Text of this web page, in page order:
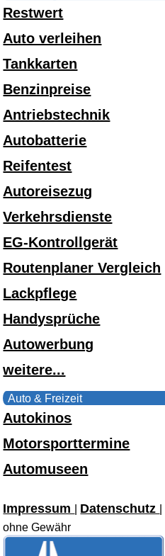
Restwert
Auto verleihen
Tankkarten
Benzinpreise
Antriebstechnik
Autobatterie
Reifentest
Autoreisezug
Verkehrsdienste
EG-Kontrollgerät
Routenplaner Vergleich
Lackpflege
Handysprüche
Autowerbung
weitere...
Auto & Freizeit
Autokinos
Motorsporttermine
Automuseen
Impressum Datenschutz
ohne Gewähr